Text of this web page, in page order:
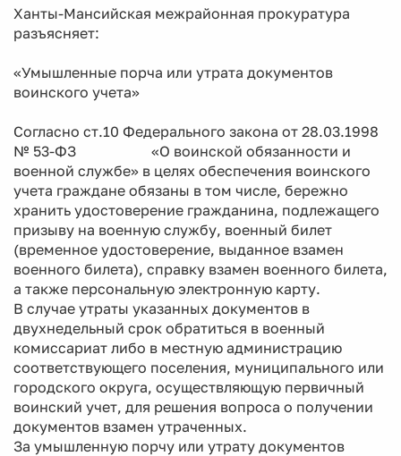
Ханты-Мансийская межрайонная прокуратура
разъясняет:
«Умышленные порча или утрата документов
воинского учета»
Согласно ст.10 Федерального закона от 28.03.1998
№ 53-ФЗ «О воинской обязанности и
военной службе» в целях обеспечения воинского
учета граждане обязаны в том числе, бережно
хранить удостоверение гражданина, подлежащего
призыву на военную службу, военный билет
(временное удостоверение, выданное взамен
военного билета), справку взамен военного билета,
а также персональную электронную карту.
В случае утраты указанных документов в
двухнедельный срок обратиться в военный
комиссариат либо в местную администрацию
соответствующего поселения, муниципального или
городского округа, осуществляющую первичный
воинский учет, для решения вопроса о получении
документов взамен утраченных.
За умышленную порчу или утрату документов